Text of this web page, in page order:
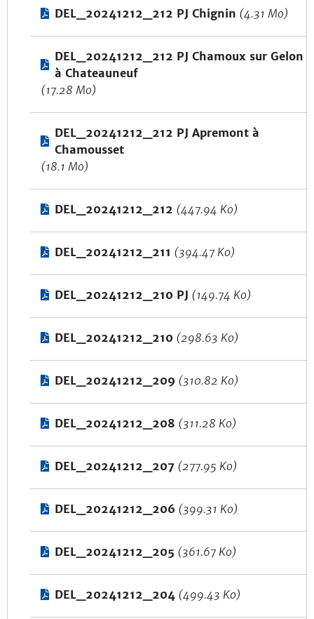
DEL_20241212_212 PJ Chignin (4.31 Mo)
DEL_20241212_212 PJ Chamoux sur Gelon
à Chateauneuf
(17.28 Mo)
DEL_20241212_212 PJ Apremont à
Chamousset
(18.1 Mo)
DEL_20241212_212 (447.94 Ko)
DEL_20241212_211 (394.47 Ko)
DEL_20241212_210 PJ (149.74 Ko)
DEL_20241212_210 (298.63 Ko)
DEL_20241212_209 (310.82 Ko)
DEL_20241212_208 (311.28 Ko)
DEL_20241212_207 (277.95 Ko)
DEL_20241212_206 (399.31 Ko)
DEL_20241212_205 (361.67 Ko)
DEL_20241212_204 (499.43 Ko)